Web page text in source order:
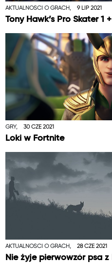
AKTUALNOŚCI O GRACH, 9 LIP 2021
Tony Hawk’s Pro Skater 1
GRY, 30 CZE 2021
Loki w Fortnite
AKTUALNOŚCI O GRACH, 28 CZE 2021
Nie żyje pierwowzór psa z